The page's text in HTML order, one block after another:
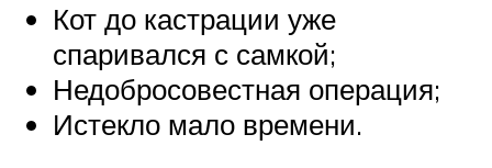
Кот до кастрации уже
спаривался с самкой;
Недобросовестная операция;
Истекло мало времени.